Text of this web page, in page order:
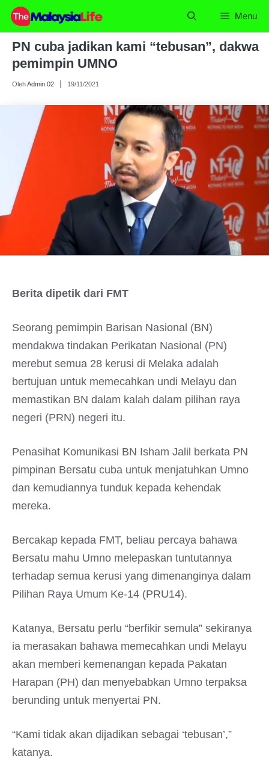
Skip
content
Menu
PN cuba jadikan kami “tebusan”, dakwa
pemimpin UMNO
OlehAdmin 02 19/11/2021
Berita dipetik dari FMT
Seorang pemimpin Barisan Nasional (BN)
mendakwa tindakan Perikatan Nasional (PN)
merebut semua 28 kerusi di Melaka adalah
bertujuan untuk memecahkan undi Melayu dan
memastikan BN dalam kalah dalam pilihan raya
negeri (PRN) negeri itu.
Penasihat Komunikasi BN Isham Jalil berkata PN
pimpinan Bersatu cuba untuk menjatuhkan Umno
dan kemudiannya tunduk kepada kehendak
mereka.
Bercakap kepada FMT, beliau percaya bahawa
Bersatu mahu Umno melepaskan tuntutannya
terhadap semua kerusi yang dimenanginya dalam
Pilihan Raya Umum Ke-14 (PRU14).
Katanya, Bersatu perlu “berfikir semula” sekiranya
ia merasakan bahawa memecahkan undi Melayu
akan memberi kemenangan kepada Pakatan
Harapan (PH) dan menyebabkan Umno terpaksa
berunding untuk menyertai PN.
“Kami tidak akan dijadikan sebagai ‘tebusan’,”
katanya.